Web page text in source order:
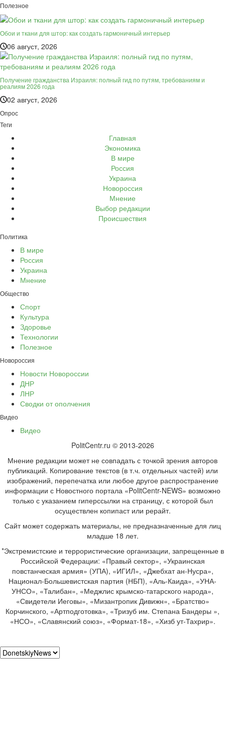
Полезное
Обои и ткани для штор: как создать гармоничный интерьер
06 август, 2026
Получение гражданства Израиля: полный гид по путям, требованиям и
реалиям 2026 года
02 август, 2026
Опрос
Теги
Главная
Экономика
В мире
Россия
Украина
Новороссия
Мнение
Выбор редакции
Происшествия
Политика
В мире
Россия
Украина
Мнение
Общество
Спорт
Культура
Здоровье
Технологии
Полезное
Новороссия
Новости Новороссии
ДНР
ЛНР
Сводки от ополчения
Видео
Видео
PolitCentr.ru © 2013-2026
Мнение редакции может не совпадать с точкой зрения авторов
публикаций. Копирование текстов (в т.ч. отдельных частей) или
изображений, перепечатка или любое другое распространение
информации с Новостного портала «PolitCentr-NEWS» возможно
только с указанием гиперссылки на страницу, с которой был
осуществлен копипаст или рерайт.
Сайт может содержать материалы, не предназначенные для лиц
младше 18 лет.
*Экстремистские и террористические организации, запрещенные в
Российской Федерации: «Правый сектор», «Украинская
повстанческая армия» (УПА), «ИГИЛ», «Джебхат ан-Нусра»,
Национал-Большевистская партия (НБП), «Аль-Каида», «УНА-
УНСО», «Талибан», «Меджлис крымско-татарского народа»,
«Свидетели Иеговы», «Мизантропик Дивижн», «Братство»
Корчинского, «Артподготовка», «Тризуб им. Степана Бандеры »,
«НСО», «Славянский союз», «Формат-18», «Хизб ут-Тахрир».